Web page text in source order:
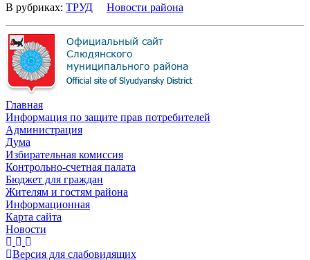
В рубриках: ТРУД Новости района
Главная
Информация по защите прав потребителей
Администрация
Дума
Избирательная комиссия
Контрольно-счетная палата
Бюджет для граждан
Жителям и гостям района
Информационная
Карта сайта
Новости
Версия для слабовидящих